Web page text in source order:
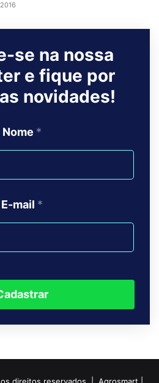
se na nossa
e fique por
novidades!
Nome *
E-mail *